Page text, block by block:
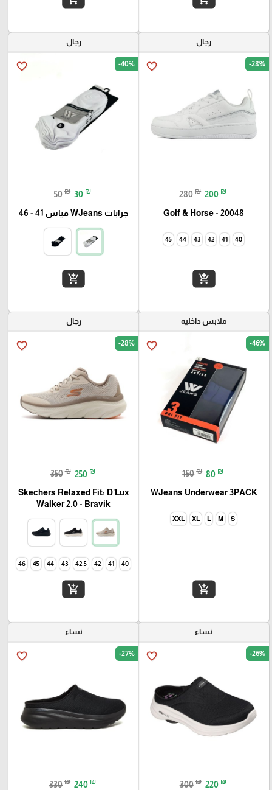
رجال
favorite_border -28%
280 ₪ 200 ₪
Golf & Horse - 20048
40
41
42
43
44
45
add_shopping_cart
رجال
favorite_border -40%
50 ₪ 30 ₪
جرابات WJeans قياس 41 - 46
add_shopping_cart
ملابس داخليه
favorite_border -46%
150 ₪ 80 ₪
WJeans Underwear 3PACK
S
M
L
XL
XXL
add_shopping_cart
رجال
favorite_border -28%
350 ₪ 250 ₪
Skechers Relaxed Fit: D'Lux
Walker 2.0 - Bravik
40
41
42
42.5
43
44
45
46
add_shopping_cart
نساء
favorite_border -26%
300 ₪ 220 ₪
نساء
favorite_border -27%
330 ₪ 240 ₪